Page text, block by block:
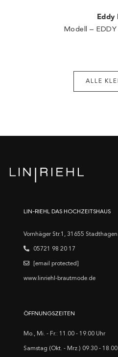
Eddy
Modell –
ALLE
LIN-RIEHL DAS HOCHZEITSHAUS
Vornhäger Str.1, 31655 Stadthagen
05721 98 20 17
[email protected]
www.linriehl-brautmode.de
ÖFFNUNGSZEITEN
Mo., Mi. - Fr.: 11.00 - 19.00 Uhr
Samstag (Okt. - Mrz.) 09.30 -